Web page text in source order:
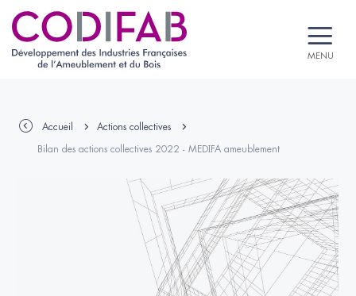
MENU
Accueil Actions collectives
Bilan des actions collectives 2022 - MEDIFA ameublement